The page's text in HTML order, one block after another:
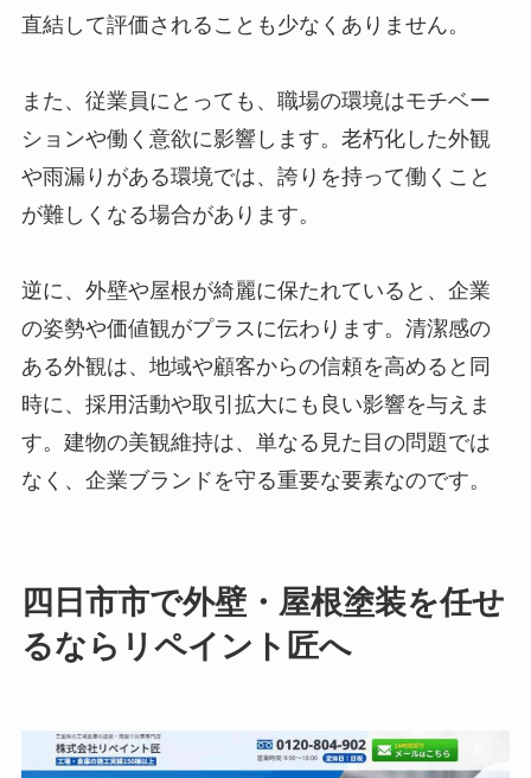
直結して評価されることも少なくありません。
また、従業員にとっても、職場の環境はモチベー
ションや働く意欲に影響します。老朽化した外観
や雨漏りがある環境では、誇りを持って働くこと
が難しくなる場合があります。
逆に、外壁や屋根が綺麗に保たれていると、企業
の姿勢や価値観がプラスに伝わります。清潔感の
ある外観は、地域や顧客からの信頼を高めると同
時に、採用活動や取引拡大にも良い影響を与えま
す。建物の美観維持は、単なる見た目の問題では
なく、企業ブランドを守る重要な要素なのです。
四日市市で外壁・屋根塗装を任せ
るならリペイント匠へ